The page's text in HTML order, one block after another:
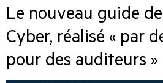
Le nouveau guide
Cyber, réalisé « par
pour des auditeurs »